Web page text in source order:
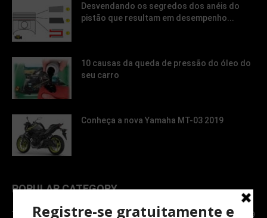
Desvendando os segredos dos anéis do
pistão que resultam em desempenho...
10 causas da queda de pressão do óleo do
seu carro
Conheça a nova Yamaha MT-03 2019
POPULAR CATEGORY
TOPNEWS
7089